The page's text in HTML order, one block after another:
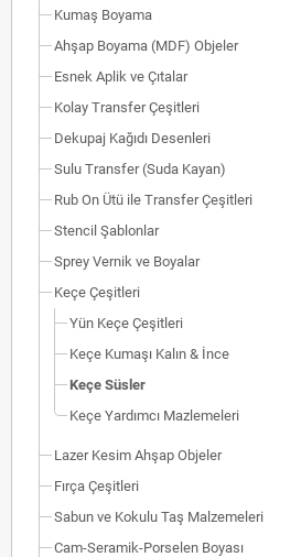
Kumaş Boyama
Ahşap Boyama (MDF) Objeler
Esnek Aplik ve Çıtalar
Kolay Transfer Çeşitleri
Dekupaj Kağıdı Desenleri
Sulu Transfer (Suda Kayan)
Rub On Ütü ile Transfer Çeşitleri
Stencil Şablonlar
Sprey Vernik ve Boyalar
Keçe Çeşitleri
Yün Keçe Çeşitleri
Keçe Kumaşı Kalın & İnce
Keçe Süsler
Keçe Yardımcı Mazlemeleri
Lazer Kesim Ahşap Objeler
Fırça Çeşitleri
Sabun ve Kokulu Taş Malzemeleri
Cam-Seramik-Porselen Boyası